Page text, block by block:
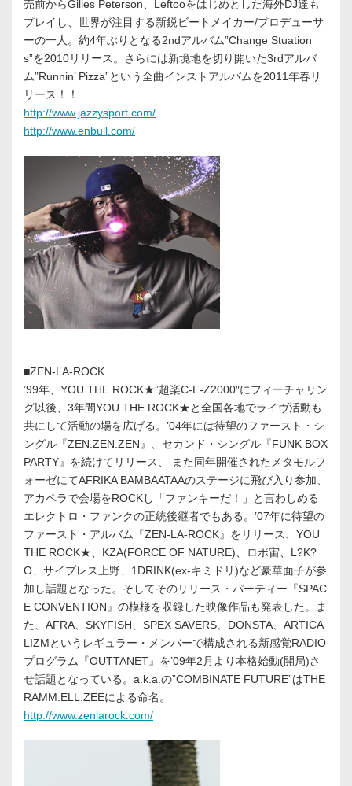
売前からGilles Peterson、Leftooをはじめとした海外DJ達も
プレイし、世界が注目する新鋭ビートメイカー/プロデューサ
ーの一人。約4年ぶりとなる2ndアルバム”Change Stuation
s”を2010リリース。さらには新境地を切り開いた3rdアルバ
ム”Runnin’ Pizza”という全曲インストアルバムを2011年春リ
リース！！
http://www.jazzysport.com/
http://www.enbull.com/
■ZEN-LA-ROCK
’99年、YOU THE ROCK★”超楽C-E-Z2000″にフィーチャリン
グ以後、3年間YOU THE ROCK★と全国各地でライヴ活動も
共にして活動の場を広げる。’04年には待望のファースト・シ
ングル『ZEN.ZEN.ZEN』、セカンド・シングル『FUNK BOX
PARTY』を続けてリリース、 また同年開催されたメタモルフ
ォーゼにてAFRIKA BAMBAATAAのステージに飛び入り参加、
アカペラで会場をROCKし「ファンキーだ！」と言わしめる
エレクトロ・ファンクの正統後継者でもある。’07年に待望の
ファースト・アルバム『ZEN-LA-ROCK』をリリース、YOU
THE ROCK★、KZA(FORCE OF NATURE)、ロボ宙、L?K?
O、サイプレス上野、1DRINK(ex-キミドリ)など豪華面子が参
加し話題となった。そしてそのリリース・パーティー『SPAC
E CONVENTION』の模様を収録した映像作品も発表した。ま
た、AFRA、SKYFISH、SPEX SAVERS、DONSTA、ARTICA
LIZMというレギュラー・メンバーで構成される新感覚RADIO
プログラム『OUTTANET』を’09年2月より本格始動(開局)さ
せ話題となっている。a.k.a.の”COMBINATE FUTURE”はTHE
RAMM:ELL:ZEEによる命名。
http://www.zenlarock.com/